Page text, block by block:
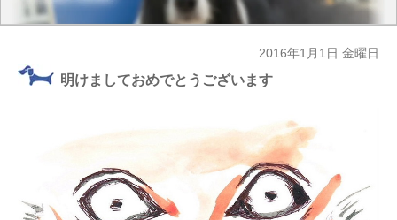
2016年1月1日 金曜日
明けましておめでとうございます